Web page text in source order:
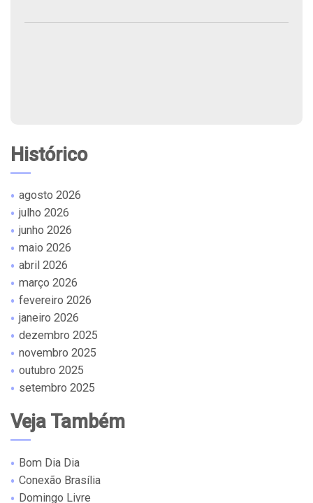
Histórico
agosto 2026
julho 2026
junho 2026
maio 2026
abril 2026
março 2026
fevereiro 2026
janeiro 2026
dezembro 2025
novembro 2025
outubro 2025
setembro 2025
Veja Também
Bom Dia Dia
Conexão Brasília
Domingo Livre